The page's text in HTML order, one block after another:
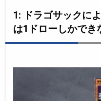
1: ドラゴサックに
は1ドローしかでき